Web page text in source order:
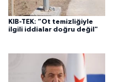
KIB-TEK: “Ot temizliğiyle
ilgili iddialar doğru değil"